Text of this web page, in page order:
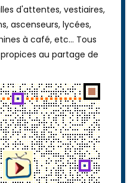
alors l'envoyer
et l'afficher où bon
d'attentes, vestiaires,
ascenseurs, lycées,
à café, etc... Tous
propices au partage de